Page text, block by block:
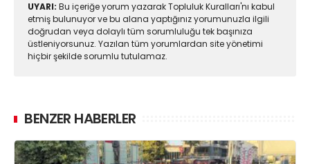
UYARI: Bu içeriğe yorum yazarak Topluluk Kuralları'nı kabul
etmiş bulunuyor ve bu alana yaptığınız yorumunuzla ilgili
doğrudan veya dolaylı tüm sorumluluğu tek başınıza
üstleniyorsunuz. Yazılan tüm yorumlardan site yönetimi
hiçbir şekilde sorumlu tutulamaz.
BENZER HABERLER